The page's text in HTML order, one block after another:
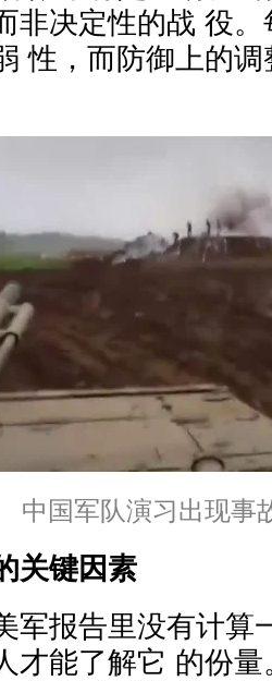
非决定性的战 役
性，而防御上的
中国军队演习出现事
关键因素
军报告里没有计算
才能了解它 的份